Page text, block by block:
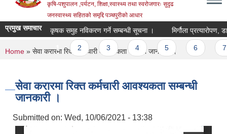
कृषि-पशुपालन ,पर्यटन, शिक्षा,स्वास्थ्य तथा स्वरोजगारः सुदृढ
जनस्वास्थ्य सहितको समृद्दि पञ्चपुरीको आधार
प्रमुख समाचारकृषक समुह नविकरण गर्ने सम्बन्धी सूचना । मिर्गौला प्रत्यारोपण,
Pages
1 2 3 4 5
You are here
Home » सेवा करारमा रिक्त कर्मचारी आवश्यकता सम्बन्धी जानकारी ।
सेवा करारमा रिक्त कर्मचारी आवश्यकता सम्बन्धी
जानकारी ।
Submitted on: Wed, 10/06/2021 - 13:38